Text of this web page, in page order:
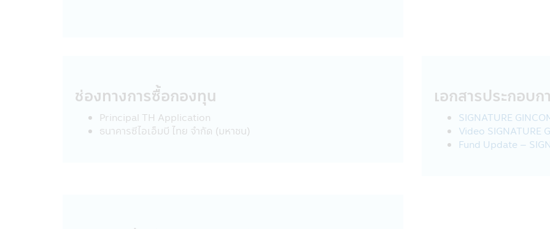
บุคคลของท่านกับบุคคลภายนอกเพื่อวัตถุประสงค์ด้านการตลาดโดยปราศจากความยินยอมของท่าน
กับบุคคลภายนอก
เพื่อวัตถุประสงค์ทางธุรกิจของบริษัทฯหรือตามที่กฎหมายกำหนดหรืออนุญาต:
บริษัทฯอาจเปิดเผยข้อมูลเกี่ยวกับท่านให้กับบุคคลอื่นเพื่อวัตถุประสงค์ทางธุรกิจของบริษัทจัดการหรือตาม
ช่องทางการซื้อกองทุน
Principal TH Application
ธนาคารซีไอเอ็มบี ไทย จำกัด (มหาชน)
เอกสารประกอบก
SIGNATURE
Video SIGNATURE
Fund Update –